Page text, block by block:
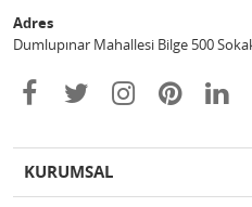
Adres
Dumlupınar Mahallesi Bilge 500
KURUMSAL